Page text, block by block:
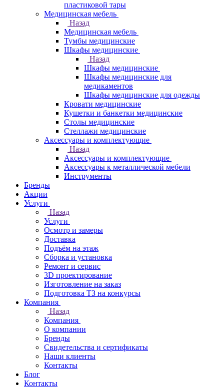
пластиковой тары
Медицинская мебель
Назад
Медицинская мебель
Тумбы медицинские
Шкафы медицинские
Назад
Шкафы медицинские
Шкафы медицинские для
медикаментов
Шкафы медицинские для одежды
Кровати медицинские
Кушетки и банкетки медицинские
Столы медицинские
Стеллажи медицинские
Аксессуары и комплектующие
Назад
Аксессуары и комплектующие
Аксессуары к металлической мебели
Инструменты
Бренды
Акции
Услуги
Назад
Услуги
Осмотр и замеры
Доставка
Подъём на этаж
Сборка и установка
Ремонт и сервис
3D проектирование
Изготовление на заказ
Подготовка ТЗ на конкурсы
Компания
Назад
Компания
О компании
Бренды
Свидетельства и сертификаты
Наши клиенты
Контакты
Блог
Контакты